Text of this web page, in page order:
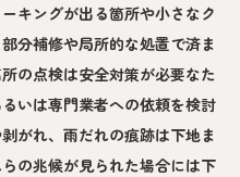
キングが出る箇所や小さなク
分補修や局所的な処置で済ま
の点検は安全対策が必要なた
いは専門業者への依頼を検討
がれ、雨だれの痕跡は下地ま
の兆候が見られた場合には下